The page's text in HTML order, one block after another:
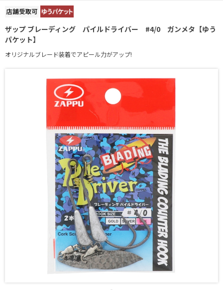
ザップ ブレーディング パイルドライバー #4/0 ガンメタ【ゆう
パケット】
オリジナルブレード装着でアピール力がアップ!